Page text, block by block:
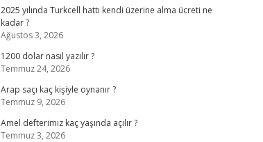
2025 yılında Turkcell hattı kendi üzerine alma ücreti ne
kadar ?
Ağustos 3, 2026
1200 dolar nasıl yazılır ?
Temmuz 24, 2026
Arap saçı kaç kişiyle oynanır ?
Temmuz 9, 2026
Amel defterimiz kaç yaşında açılır ?
Temmuz 3, 2026